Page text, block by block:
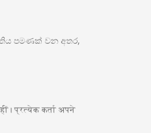
පමණක් වන අතර,
प्रत्येक कर्ता अपने